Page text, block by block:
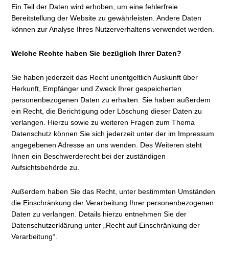
Ein Teil der Daten wird erhoben, um eine fehlerfreie
Bereitstellung der Website zu gewährleisten. Andere Daten
können zur Analyse Ihres Nutzerverhaltens verwendet werden.
Welche Rechte haben Sie bezüglich Ihrer Daten?
Sie haben jederzeit das Recht unentgeltlich Auskunft über
Herkunft, Empfänger und Zweck Ihrer gespeicherten
personenbezogenen Daten zu erhalten. Sie haben außerdem
ein Recht, die Berichtigung oder Löschung dieser Daten zu
verlangen. Hierzu sowie zu weiteren Fragen zum Thema
Datenschutz können Sie sich jederzeit unter der im Impressum
angegebenen Adresse an uns wenden. Des Weiteren steht
Ihnen ein Beschwerderecht bei der zuständigen
Aufsichtsbehörde zu.
Außerdem haben Sie das Recht, unter bestimmten Umständen
die Einschränkung der Verarbeitung Ihrer personenbezogenen
Daten zu verlangen. Details hierzu entnehmen Sie der
Datenschutzerklärung unter „Recht auf Einschränkung der
Verarbeitung“.